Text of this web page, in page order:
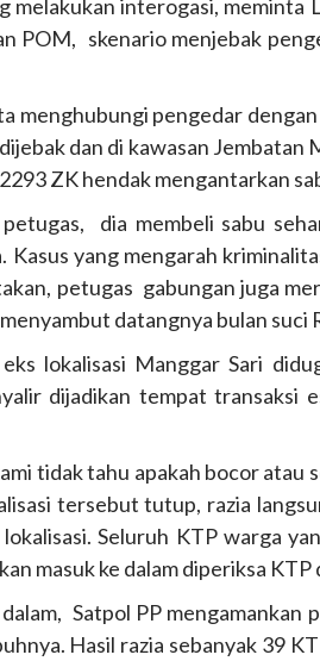
melakukan interogasi, meminta
POM, skenario menjebak
menghubungi pengedar
dan di kawasan Jembatan
ZK hendak mengantarkan
dia membeli sabu
yang mengarah
petugas gabungan juga
datangnya bulan suci
lokalisasi Manggar Sari
dijadikan tempat transaksi
tidak tahu apakah bocor atau
tersebut tutup, razia
Seluruh KTP warga
masuk ke dalam diperiksa
Satpol PP mengamankan
Hasil razia sebanyak 39